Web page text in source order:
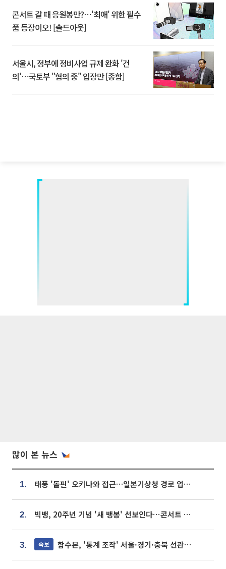
콘서트 갈 때 응원봉만?⋯'최애' 위한 필수
품 등장이오! [솔드아웃]
서울시, 정부에 정비사업 규제 완화 '건
의'⋯국토부 "협의 중" 입장만 [종합]
많이 본 뉴스
1. 태풍 '돌핀' 오키나와 접근…일본기상청 경로 업데이트
2. 빅뱅, 20주년 기념 '새 뱅봉' 선보인다⋯콘서트 앞두고 팝업 개최
3. 속보 합수본, '통계 조작' 서울·경기·충북 선관위 등 추가 압수수색